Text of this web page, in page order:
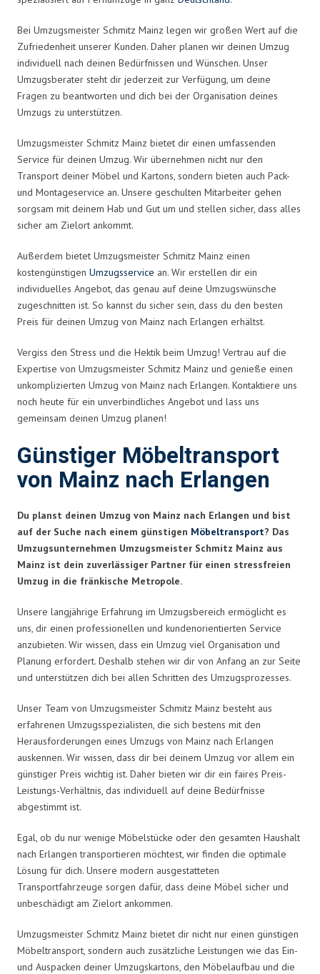
Bei Umzugsmeister Schmitz Mainz legen wir großen Wert auf die
Zufriedenheit unserer Kunden. Daher planen wir deinen Umzug
individuell nach deinen Bedürfnissen und Wünschen. Unser
Umzugsberater steht dir jederzeit zur Verfügung, um deine
Fragen zu beantworten und dich bei der Organisation deines
Umzugs zu unterstützen.
Umzugsmeister Schmitz Mainz bietet dir einen umfassenden
Service für deinen Umzug. Wir übernehmen nicht nur den
Transport deiner Möbel und Kartons, sondern bieten auch Pack-
und Montageservice an. Unsere geschulten Mitarbeiter gehen
sorgsam mit deinem Hab und Gut um und stellen sicher, dass alles
sicher am Zielort ankommt.
Außerdem bietet Umzugsmeister Schmitz Mainz einen
kostengünstigen Umzugsservice an. Wir erstellen dir ein
individuelles Angebot, das genau auf deine Umzugswünsche
zugeschnitten ist. So kannst du sicher sein, dass du den besten
Preis für deinen Umzug von Mainz nach Erlangen erhältst.
Vergiss den Stress und die Hektik beim Umzug! Vertrau auf die
Expertise von Umzugsmeister Schmitz Mainz und genieße einen
unkomplizierten Umzug von Mainz nach Erlangen. Kontaktiere uns
noch heute für ein unverbindliches Angebot und lass uns
gemeinsam deinen Umzug planen!
Günstiger Möbeltransport
von Mainz nach Erlangen
Du planst deinen Umzug von Mainz nach Erlangen und bist
auf der Suche nach einem günstigen Möbeltransport? Das
Umzugsunternehmen Umzugsmeister Schmitz Mainz aus
Mainz ist dein zuverlässiger Partner für einen stressfreien
Umzug in die fränkische Metropole.
Unsere langjährige Erfahrung im Umzugsbereich ermöglicht es
uns, dir einen professionellen und kundenorientierten Service
anzubieten. Wir wissen, dass ein Umzug viel Organisation und
Planung erfordert. Deshalb stehen wir dir von Anfang an zur Seite
und unterstützen dich bei allen Schritten des Umzugsprozesses.
Unser Team von Umzugsmeister Schmitz Mainz besteht aus
erfahrenen Umzugsspezialisten, die sich bestens mit den
Herausforderungen eines Umzugs von Mainz nach Erlangen
auskennen. Wir wissen, dass dir bei deinem Umzug vor allem ein
günstiger Preis wichtig ist. Daher bieten wir dir ein faires Preis-
Leistungs-Verhältnis, das individuell auf deine Bedürfnisse
abgestimmt ist.
Egal, ob du nur wenige Möbelstücke oder den gesamten Haushalt
nach Erlangen transportieren möchtest, wir finden die optimale
Lösung für dich. Unsere modern ausgestatteten
Transportfahrzeuge sorgen dafür, dass deine Möbel sicher und
unbeschädigt am Zielort ankommen.
Umzugsmeister Schmitz Mainz bietet dir nicht nur einen günstigen
Möbeltransport, sondern auch zusätzliche Leistungen wie das Ein-
und Auspacken deiner Umzugskartons, den Möbelaufbau und die